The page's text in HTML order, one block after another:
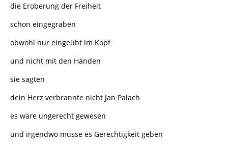
die Eroberung der Freiheit
schon eingegraben
obwohl nur eingeübt im Kopf
und nicht mit den Händen
sie sagten
dein Herz verbrannte nicht Jan Palach
es wäre ungerecht gewesen
und irgendwo müsse es Gerechtigkeit geben